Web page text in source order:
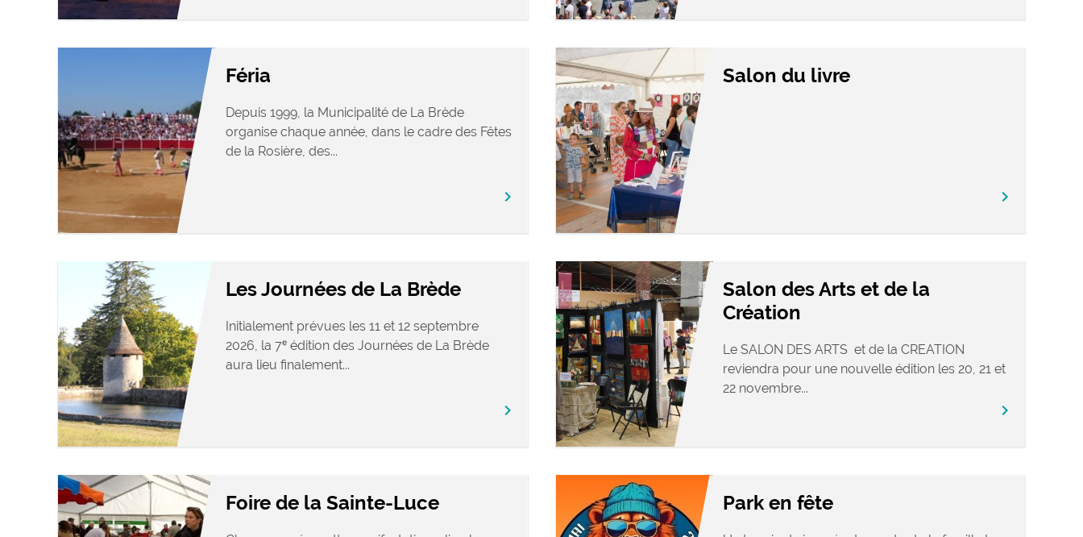
Féria
Depuis 1999, la Municipalité de La Brède
organise chaque année, dans le cadre des Fêtes
de la Rosière, des...
chevron_right
Salon du livre
chevron_right
Les Journées de La Brède
Initialement prévues les 11 et 12 septembre
2026, la 7ᵉ édition des Journées de La Brède
aura lieu finalement...
chevron_right
Salon des Arts et de la
Création
Le SALON DES ARTS et de la CREATION
reviendra pour une nouvelle édition les 20, 21 et
22 novembre...
chevron_right
Foire de la Sainte-Luce Park en fête